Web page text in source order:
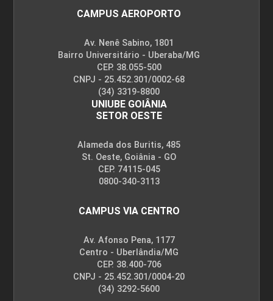
CAMPUS AEROPORTO
Av. Nenê Sabino, 1801
Bairro Universitário - Uberaba/MG
CEP. 38.055-500
CNPJ - 25.452.301/0002-68
(34) 3319-8800
UNIUBE GOIÂNIA
SETOR OESTE
Alameda dos Buritis, 485
St. Oeste, Goiânia - GO
CEP. 74115-045
0800-340-3113
CAMPUS VIA CENTRO
Av. Afonso Pena, 1177
Centro - Uberlândia/MG
CEP. 38.400-706
CNPJ - 25.452.301/0004-20
(34) 3292-5600